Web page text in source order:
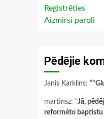
Reģistrēties
Aizmirsi paroli
Pēdējie
Janis Karklins: “
martinsz: “Jā,
reformēto